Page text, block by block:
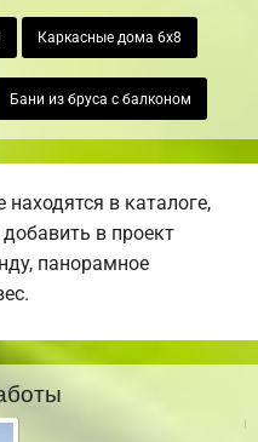
Каркасные дома 6х8
Бани из бруса с балконом
в каталоге,
в проект
панорамное